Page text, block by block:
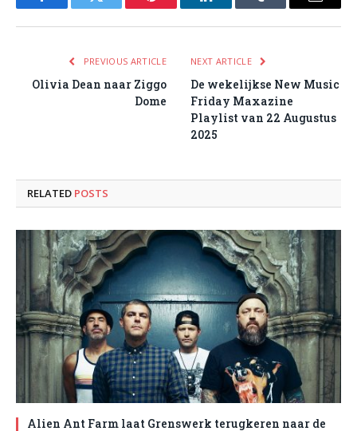
FacebookTwitter Pinterest LinkedInTumblr Email
PREVIOUS ARTICLE
Olivia Dean naar Ziggo
Dome
NEXT ARTICLE
De wekelijkse New Music
Friday Maxazine
Playlist van 22 Augustus
2025
RELATED POSTS
Alien Ant Farm laat Grenswerk terugkeren naar de